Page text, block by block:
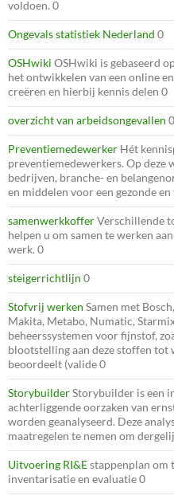
voldoen. 0
Ongevals statistiek Nederland 0
OSHwiki OSHwiki is gebaseerd
het ontwikkelen van een online
creëren en hierbij kennis delen 0
overzicht van arbeidsongevallen 0
Preventiemedewerker Hét
preventiemedewerkers. Op deze
bedrijven, branche- en
en middelen voor een gezonde
samenwerkkofferVerschillende
helpen u om samen te werken
werk. 0
steigerrichtlijn 0
Stofvrij werken Samen met
Makita, Metabo, Numatic,
beheerssystemen voor fijnstof,
blootstelling aan deze stoffen tot
beoordeelt (valide 0
StorybuilderStorybuilder is een
achterliggende oorzaken van
worden geanalyseerd. Deze
maatregelen te nemen om
Uitvoering RI&Estappenplan om
inventarisatie en evaluatie 0